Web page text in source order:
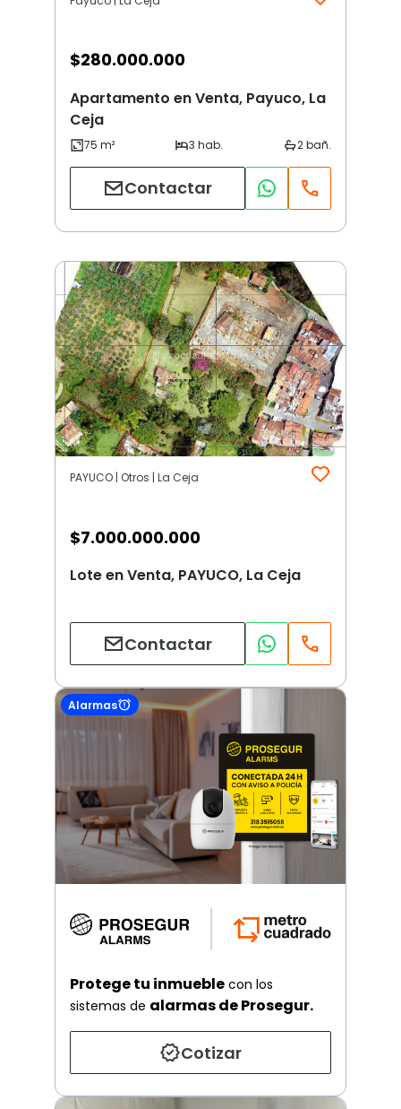
$280.000.000
Apartamento en Venta, Payuco, La
Ceja
Contactar
PAYUCO | Otros | La Ceja
$7.000.000.000
Lote en Venta, PAYUCO, La Ceja
Contactar
Alarmas
Protege tu inmueble con los
sistemas de alarmas de Prosegur.
Cotizar